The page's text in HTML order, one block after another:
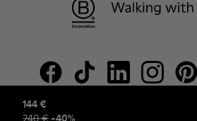
144 €
240 € -40%